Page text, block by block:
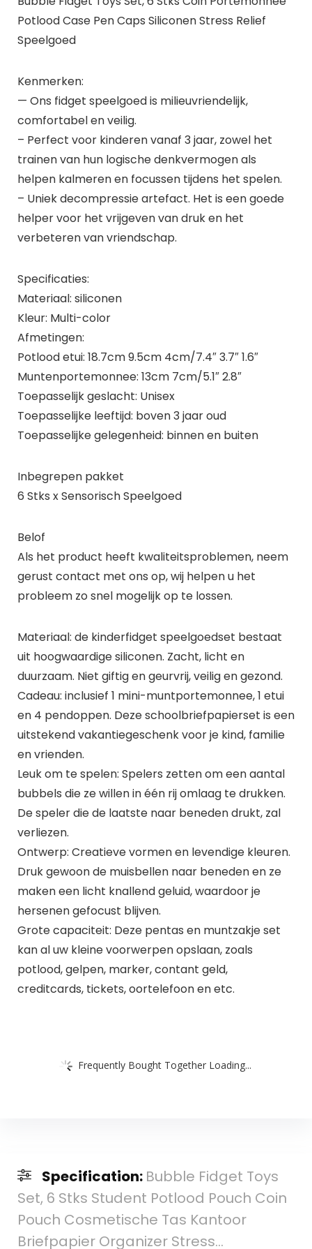
Potlood Case Pen Caps Siliconen Stress Relief
Speelgoed
Kenmerken:
— Ons fidget speelgoed is milieuvriendelijk,
comfortabel en veilig.
– Perfect voor kinderen vanaf 3 jaar, zowel het
trainen van hun logische denkvermogen als
helpen kalmeren en focussen tijdens het spelen.
– Uniek decompressie artefact. Het is een goede
helper voor het vrijgeven van druk en het
verbeteren van vriendschap.
Specificaties:
Materiaal: siliconen
Kleur: Multi-color
Afmetingen:
Potlood etui: 18.7cm 9.5cm 4cm/7.4″ 3.7″ 1.6″
Muntenportemonnee: 13cm 7cm/5.1″ 2.8″
Toepasselijk geslacht: Unisex
Toepasselijke leeftijd: boven 3 jaar oud
Toepasselijke gelegenheid: binnen en buiten
Inbegrepen pakket
6 Stks x Sensorisch Speelgoed
Belof
Als het product heeft kwaliteitsproblemen, neem
gerust contact met ons op, wij helpen u het
probleem zo snel mogelijk op te lossen.
Materiaal: de kinderfidget speelgoedset bestaat
uit hoogwaardige siliconen. Zacht, licht en
duurzaam. Niet giftig en geurvrij, veilig en gezond.
Cadeau: inclusief 1 mini-muntportemonnee, 1 etui
en 4 pendoppen. Deze schoolbriefpapierset is een
uitstekend vakantiegeschenk voor je kind, familie
en vrienden.
Leuk om te spelen: Spelers zetten om een aantal
bubbels die ze willen in één rij omlaag te drukken.
De speler die de laatste naar beneden drukt, zal
verliezen.
Ontwerp: Creatieve vormen en levendige kleuren.
Druk gewoon de muisbellen naar beneden en ze
maken een licht knallend geluid, waardoor je
hersenen gefocust blijven.
Grote capaciteit: Deze pentas en muntzakje set
kan al uw kleine voorwerpen opslaan, zoals
potlood, gelpen, marker, contant geld,
creditcards, tickets, oortelefoon en etc.
Frequently Bought Together Loading...
Specification: Bubble Fidget Toys
Set, 6 Stks Student Potlood Pouch Coin
Pouch Cosmetische Tas Kantoor
Briefpapier Organizer Stress…